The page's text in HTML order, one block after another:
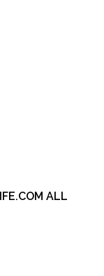
ALL